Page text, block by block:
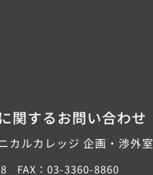
関するお問い合わせ
カルカレッジ 企画・渉外室
FAX：03-3360-8860